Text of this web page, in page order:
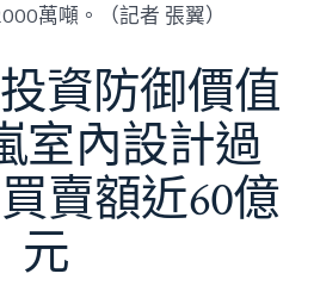
萬噸。（記者 張翼）
資防御價值
室內設計過
賣額近60億
元